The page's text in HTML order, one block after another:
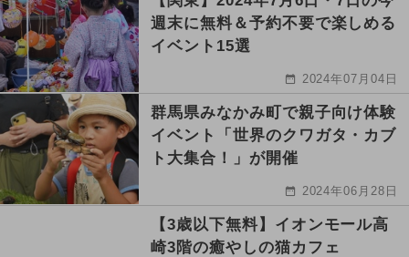
週末に無料＆予約不要で楽しめる
イベント15選
2024年07月04日
群馬県みなかみ町で親子向け体験
イベント「世界のクワガタ・カブ
ト大集合！」が開催
2024年06月28日
【3歳以下無料】イオンモール高
崎3階の癒やしの猫カフェ